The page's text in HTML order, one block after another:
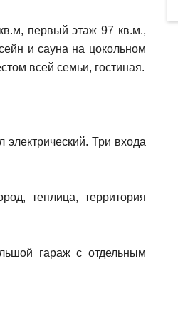
первый этаж 97 кв.м.,
и сауна на цокольном
всей семьи, гостиная.
Три входа
теплица, территория
гараж с отдельным